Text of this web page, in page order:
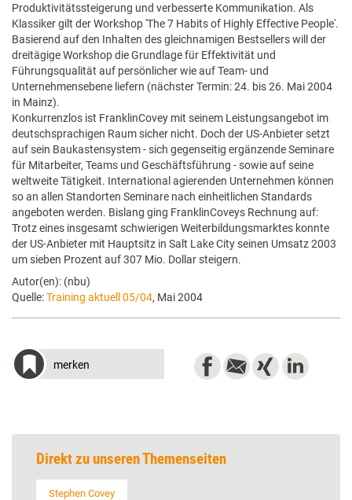
Produktivitätssteigerung und verbesserte Kommunikation. Als
Klassiker gilt der Workshop 'The 7 Habits of Highly Effective People'.
Basierend auf den Inhalten des gleichnamigen Bestsellers will der
dreitägige Workshop die Grundlage für Effektivität und
Führungsqualität auf persönlicher wie auf Team- und
Unternehmensebene liefern (nächster Termin: 24. bis 26. Mai 2004
in Mainz).
Konkurrenzlos ist FranklinCovey mit seinem Leistungsangebot im
deutschsprachigen Raum sicher nicht. Doch der US-Anbieter setzt
auf sein Baukastensystem - sich gegenseitig ergänzende Seminare
für Mitarbeiter, Teams und Geschäftsführung - sowie auf seine
weltweite Tätigkeit. International agierenden Unternehmen können
so an allen Standorten Seminare nach einheitlichen Standards
angeboten werden. Bislang ging FranklinCoveys Rechnung auf:
Trotz eines insgesamt schwierigen Weiterbildungsmarktes konnte
der US-Anbieter mit Hauptsitz in Salt Lake City seinen Umsatz 2003
um sieben Prozent auf 307 Mio. Dollar steigern.
Autor(en): (nbu)
Quelle:Training aktuell 05/04, Mai 2004
merken
Direkt zu unseren Themenseiten
Stephen Covey